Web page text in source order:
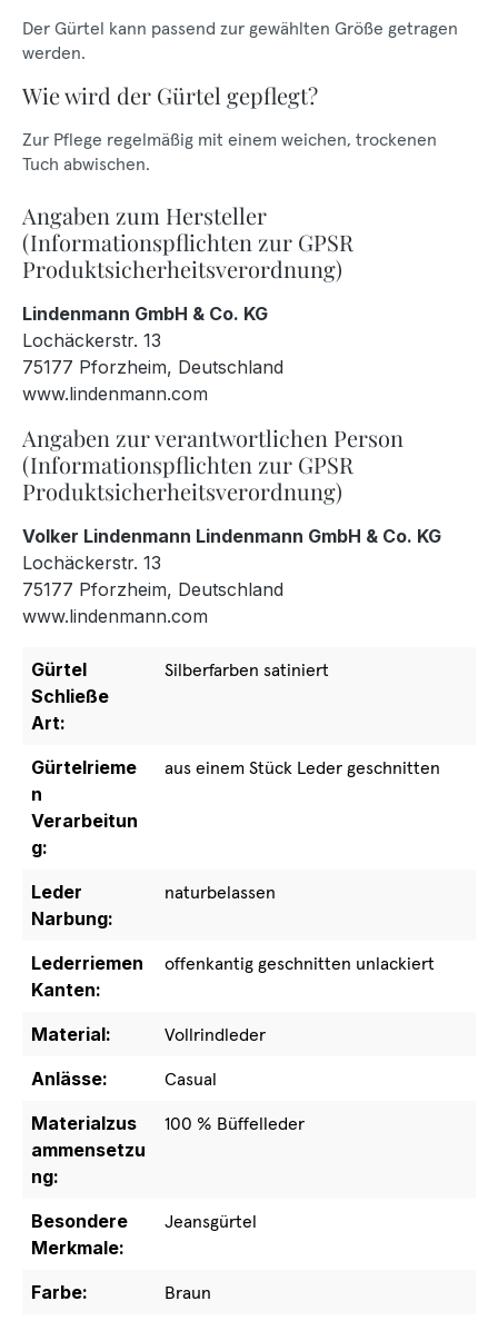
Der Gürtel kann passend zur gewählten Größe getragen
werden.
Wie wird der Gürtel gepflegt?
Zur Pflege regelmäßig mit einem weichen, trockenen
Tuch abwischen.
Angaben zum Hersteller
(Informationspflichten zur GPSR
Produktsicherheitsverordnung)
Lindenmann GmbH & Co. KG
Lochäckerstr. 13
75177 Pforzheim, Deutschland
www.lindenmann.com
Angaben zur verantwortlichen Person
(Informationspflichten zur GPSR
Produktsicherheitsverordnung)
Volker Lindenmann Lindenmann GmbH & Co. KG
Lochäckerstr. 13
75177 Pforzheim, Deutschland
www.lindenmann.com
Gürtel
Schließe
Art:
Silberfarben satiniert
Gürtelrieme
n
Verarbeitun
g:
aus einem Stück Leder geschnitten
Leder
Narbung:
naturbelassen
Lederriemen
Kanten:
offenkantig geschnitten unlackiert
Material:
Vollrindleder
Anlässe:
Casual
Materialzus
ammensetzu
ng:
100 % Büffelleder
Besondere
Merkmale:
Jeansgürtel
Farbe: Braun